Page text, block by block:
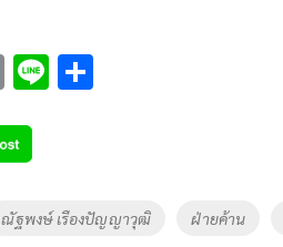
C
p
y
Li
Li
ณัฐพงษ์ เรืองปัญญาวุฒิ ฝ่ายค้าน